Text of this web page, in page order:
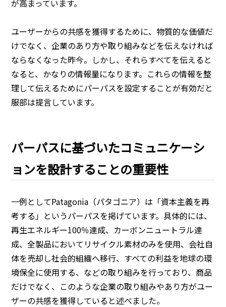
が高まっています。
ユーザーからの共感を獲得するために、物質的な価値だ
けでなく、企業のあり方や取り組みなどを伝えなければ
ならなくなった昨今。しかし、それらすべてを伝えると
なると、かなりの情報量になります。これらの情報を整
理して伝えるためにパーパスを設定することが有効だと
服部は提言しています。
パーパスに基づいたコミュニケーシ
ョンを設計することの重要性
一例としてPatagonia（パタゴニア）は「資本主義を再
考する」というパーパスを掲げています。具体的には、
再生エネルギー100％達成、カーボンニュートラル達
成、全製品においてリサイクル素材のみを使用、会社自
体を売却し社会的組織へ移行、すべての利益を地球の環
境保全に使用する、などの取り組みを行っており、商品
だけでなく、このような企業の取り組みやあり方がユー
ザーの共感を獲得していると述べました。